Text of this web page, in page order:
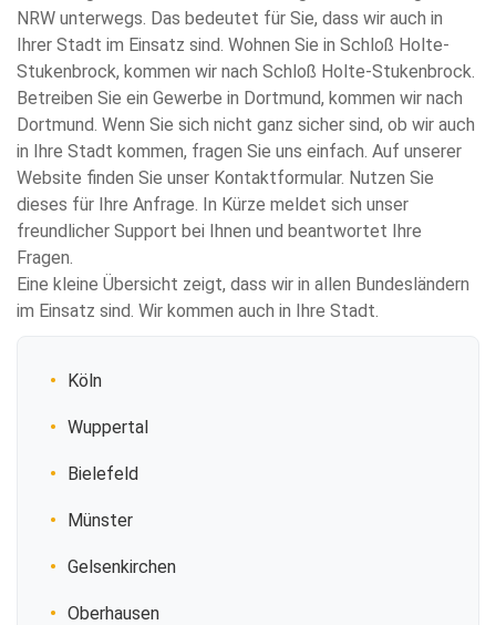
NRW unterwegs. Das bedeutet für Sie, dass wir auch in
Ihrer Stadt im Einsatz sind. Wohnen Sie in Schloß Holte-
Stukenbrock, kommen wir nach Schloß Holte-Stukenbrock.
Betreiben Sie ein Gewerbe in Dortmund, kommen wir nach
Dortmund. Wenn Sie sich nicht ganz sicher sind, ob wir auch
in Ihre Stadt kommen, fragen Sie uns einfach. Auf unserer
Website finden Sie unser Kontaktformular. Nutzen Sie
dieses für Ihre Anfrage. In Kürze meldet sich unser
freundlicher Support bei Ihnen und beantwortet Ihre
Fragen.
Eine kleine Übersicht zeigt, dass wir in allen Bundesländern
im Einsatz sind. Wir kommen auch in Ihre Stadt.
Köln
Wuppertal
Bielefeld
Münster
Gelsenkirchen
Oberhausen